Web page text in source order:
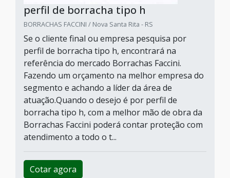
perfil de borracha tipo h
BORRACHAS FACCINI / Nova Santa Rita - RS
Se o cliente final ou empresa pesquisa por
perfil de borracha tipo h, encontrará na
referência do mercado Borrachas Faccini.
Fazendo um orçamento na melhor empresa do
segmento e achando a líder da área de
atuação.Quando o desejo é por perfil de
borracha tipo h, com a melhor mão de obra da
Borrachas Faccini poderá contar proteção com
atendimento a todo o t...
Cotar agora